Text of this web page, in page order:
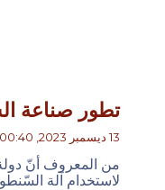
تطور صناعة
13 ديسمبر 2023, 00:40
من المعروف أنّ
لاستخدام آلة